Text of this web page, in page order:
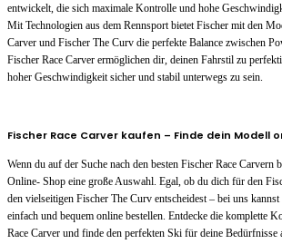
entwickelt, die sich maximale Kontrolle und hohe
Mit Technologien aus dem Rennsport bietet Fischer mit den
Carver und Fischer The Curv die perfekte Balance zwischen
Fischer Race Carver ermöglichen dir, deinen Fahrstil zu
hoher Geschwindigkeit sicher und stabil unterwegs zu sein.
Fischer Race Carver kaufen – Finde dein Modell
Wenn du auf der Suche nach den besten Fischer Race Carvern
Online- Shop eine große Auswahl. Egal, ob du dich für den
den vielseitigen Fischer The Curv entscheidest – bei uns
einfach und bequem online bestellen. Entdecke die komplette
Race Carver und finde den perfekten Ski für deine Bedürfnisse